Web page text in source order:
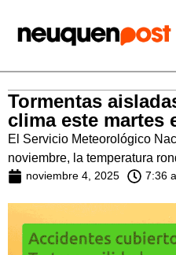
Tormentas
clima este martes
El Servicio Meteorológico
noviembre, la temperatura
noviembre 4, 2025 7:36